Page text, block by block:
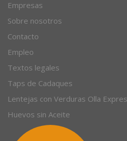
Autores
Empresas
Sobre nosotros
Contacto
Empleo
Textos legales
Taps de Cadaques
Lentejas con Verduras Olla Express
Huevos sin Aceite